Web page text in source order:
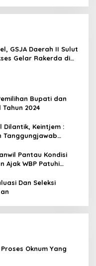
GSJA Daerah II Sulut
Gelar Rakerda di
Bupati dan
2024
Dilantik, Keintjem :
Tanggungjawab
Pantau Kondisi
Ajak WBP Patuhi
Dan Seleksi
Oknum Yang